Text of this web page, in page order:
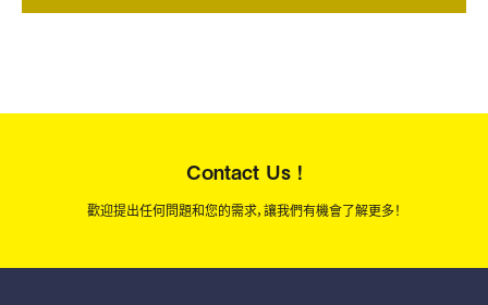
Contact Us !
歡迎提出任何問題和您的需求，讓我們有機會了解更多！